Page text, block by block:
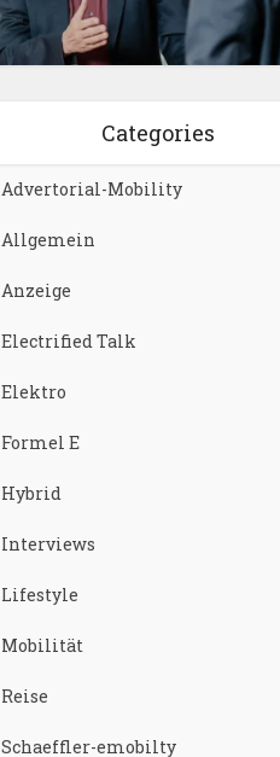
Categories
Advertorial-Mobility
Allgemein
Anzeige
Electrified Talk
Elektro
Formel E
Hybrid
Interviews
Lifestyle
Mobilität
Reise
Schaeffler-emobilty